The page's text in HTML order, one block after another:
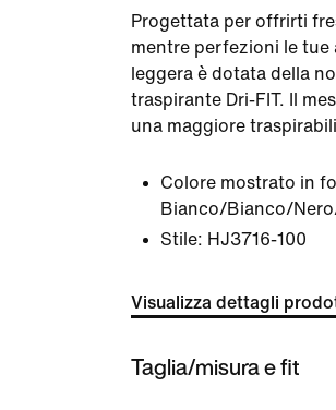
Progettata per offrirti
mentre perfezioni le tue
leggera è dotata della
traspirante Dri-FIT. Il
una maggiore
Colore mostrato in
Bianco/Bianco/
Stile: HJ3716-100
Visualizza dettagli
Taglia/misura e fit